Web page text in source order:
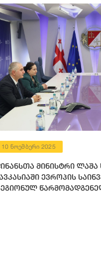
10 ნოემბერი 2025
მინისტრი
ევროპის